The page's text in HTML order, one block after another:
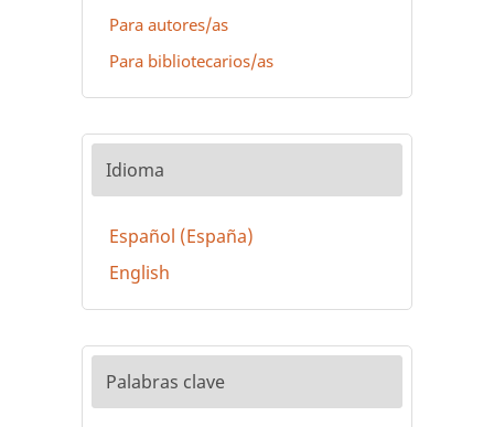
Para autores/as
Para bibliotecarios/as
Idioma
Español (España)
English
Palabras clave